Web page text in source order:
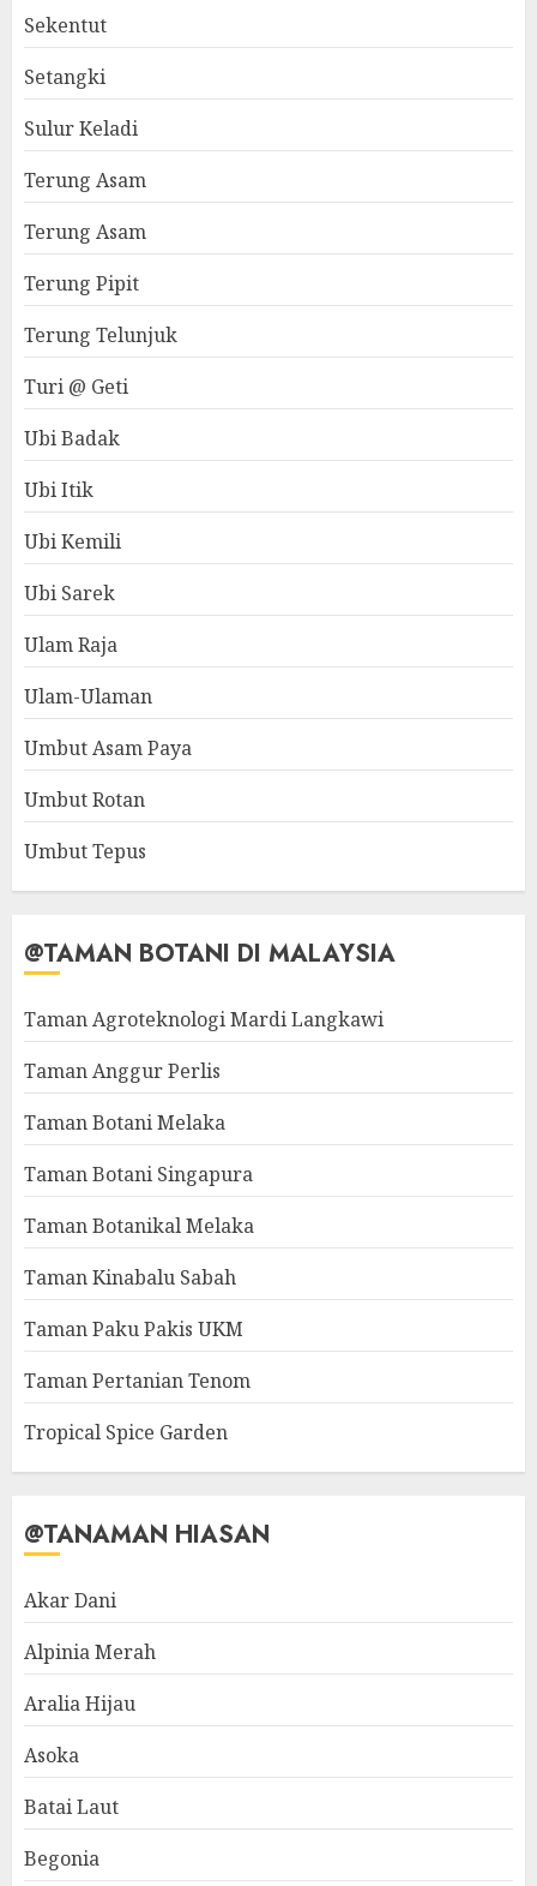
Sekentut
Setangki
Sulur Keladi
Terung Asam
Terung Asam
Terung Pipit
Terung Telunjuk
Turi @ Geti
Ubi Badak
Ubi Itik
Ubi Kemili
Ubi Sarek
Ulam Raja
Ulam-Ulaman
Umbut Asam Paya
Umbut Rotan
Umbut Tepus
@TAMAN BOTANI DI MALAYSIA
Taman Agroteknologi Mardi Langkawi
Taman Anggur Perlis
Taman Botani Melaka
Taman Botani Singapura
Taman Botanikal Melaka
Taman Kinabalu Sabah
Taman Paku Pakis UKM
Taman Pertanian Tenom
Tropical Spice Garden
@TANAMAN HIASAN
Akar Dani
Alpinia Merah
Aralia Hijau
Asoka
Batai Laut
Begonia